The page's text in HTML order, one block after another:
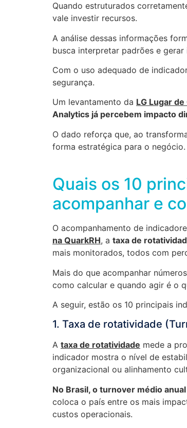
Quando estruturados
vale investir recursos.
A análise dessas informações
busca interpretar padrões e
Com o uso adequado de
segurança.
Um levantamento da LG Lugar
Analytics já percebem impacto
O dado reforça que, ao
forma estratégica para o negócio.
Quais os 10
acompanhar e
O acompanhamento de
na QuarkRH, a taxa de
mais monitorados, todos com
Mais do que acompanhar
como calcular e quando agir é o
A seguir, estão os 10 principais
1. Taxa de rotatividade
A taxa de rotatividade mede a
indicador mostra o nível de
organizacional ou alinhamento
No Brasil, o turnover médio
coloca o país entre os mais
custos operacionais.